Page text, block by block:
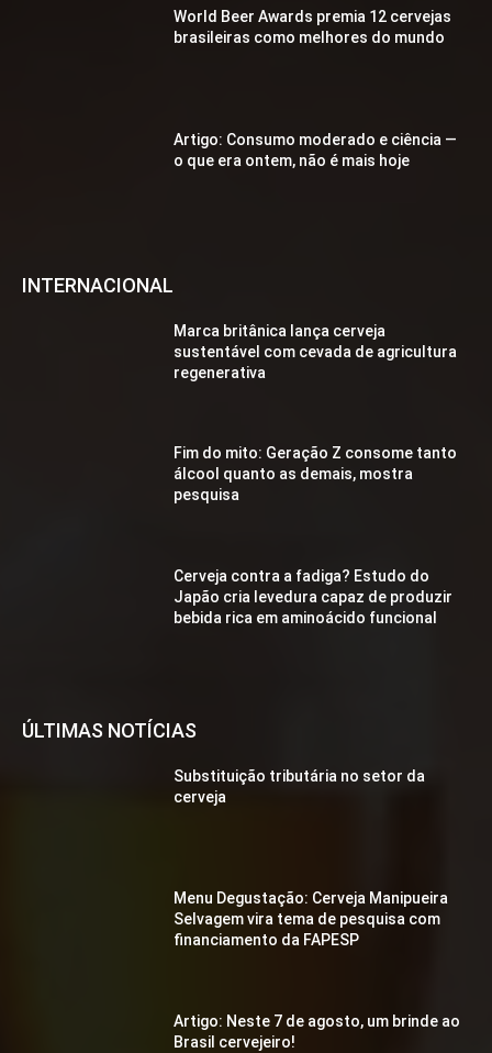
World Beer Awards premia 12 cervejas
brasileiras como melhores do mundo
Artigo: Consumo moderado e ciência —
o que era ontem, não é mais hoje
INTERNACIONAL
Marca britânica lança cerveja
sustentável com cevada de agricultura
regenerativa
Fim do mito: Geração Z consome tanto
álcool quanto as demais, mostra
pesquisa
Cerveja contra a fadiga? Estudo do
Japão cria levedura capaz de produzir
bebida rica em aminoácido funcional
ÚLTIMAS NOTÍCIAS
Substituição tributária no setor da
cerveja
Menu Degustação: Cerveja Manipueira
Selvagem vira tema de pesquisa com
financiamento da FAPESP
Artigo: Neste 7 de agosto, um brinde ao
Brasil cervejeiro!